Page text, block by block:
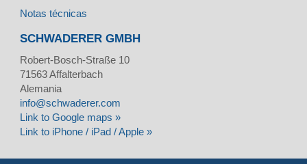
Notas técnicas
SCHWADERER GMBH
Robert-Bosch-Straße 10
71563Affalterbach
Alemania
info@schwaderer.com
Link to Google maps »
Link to iPhone / iPad / Apple »